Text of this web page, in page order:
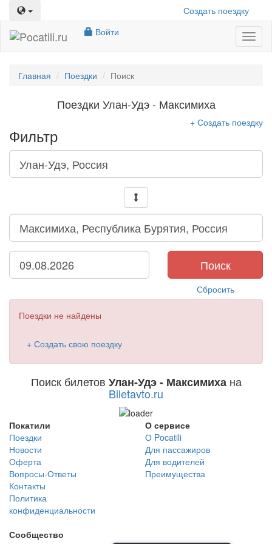
Создать поездку
Войти
Главная Поездки Поиск
Поездки Улан-Удэ - Максимиха
Фильтр
+ Создать поездку
Поиск
Сбросить
Поездки не найдены
+ Создать свою поездку
Поиск билетов Улан-Удэ - Максимихана
Biletavto.ru
Покатили
Поездки
Новости
Оферта
Вопросы-Ответы
Контакты
Политика
конфиденциальности
О сервисе
О Pocatili
Для пассажиров
Для водителей
Преимущества
Сообщество